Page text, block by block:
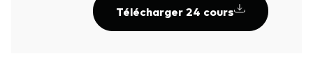
Télécharger 24 cours